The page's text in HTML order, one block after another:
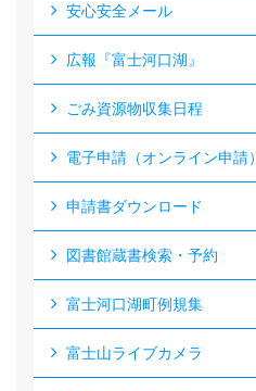
安心安全メール
広報『富士河口湖』
ごみ資源物収集日程
電子申請（オンライン申請）
申請書ダウンロード
図書館蔵書検索・予約
富士河口湖町例規集
富士山ライブカメラ